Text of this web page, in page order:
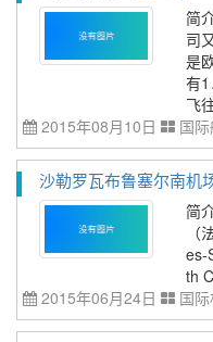
简
司
是
有
飞
2015年08月10日
国
沙勒罗瓦布鲁塞尔南机
简
es-
th
2015年06月24日
国